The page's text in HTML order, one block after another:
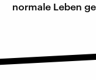
normale Leben